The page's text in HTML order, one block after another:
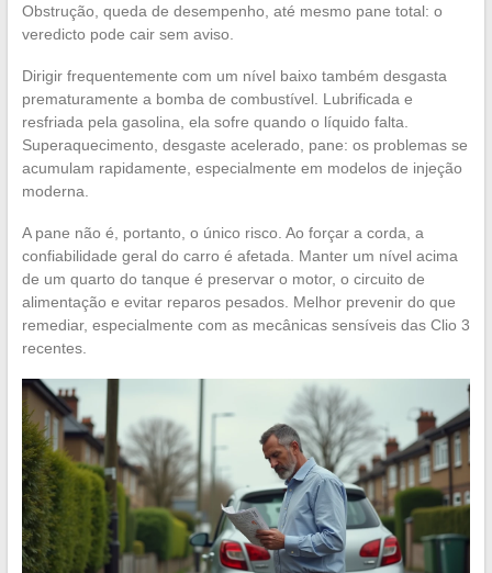
Obstrução, queda de desempenho, até mesmo pane total: o
veredicto pode cair sem aviso.
Dirigir frequentemente com um nível baixo também desgasta
prematuramente a bomba de combustível. Lubrificada e
resfriada pela gasolina, ela sofre quando o líquido falta.
Superaquecimento, desgaste acelerado, pane: os problemas se
acumulam rapidamente, especialmente em modelos de injeção
moderna.
A pane não é, portanto, o único risco. Ao forçar a corda, a
confiabilidade geral do carro é afetada. Manter um nível acima
de um quarto do tanque é preservar o motor, o circuito de
alimentação e evitar reparos pesados. Melhor prevenir do que
remediar, especialmente com as mecânicas sensíveis das Clio 3
recentes.